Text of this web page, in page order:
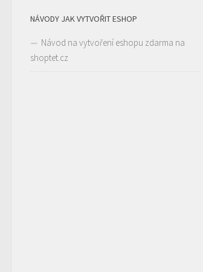
NÁVODY JAK VYTVOŘIT ESHOP
Návod na vytvoření eshopu zdarma na
shoptet.cz